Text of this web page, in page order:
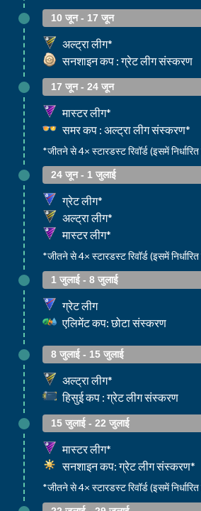
10 जून - 17 जून
अल्ट्रा लीग*
सनशाइन कप : ग्रेट लीग संस्करण
17 जून - 24 जून
मास्टर लीग*
समर कप : अल्ट्रा लीग संस्करण*
*जीतने से 4× स्टारडस्ट रिवॉर्ड (इसमें निर्धारित
24 जून - 1 जुलाई
ग्रेट लीग*
अल्ट्रा लीग*
मास्टर लीग*
*जीतने से 4× स्टारडस्ट रिवॉर्ड (इसमें निर्धारित
1 जुलाई - 8 जुलाई
ग्रेट लीग
एलिमेंट कप: छोटा संस्करण
8 जुलाई - 15 जुलाई
अल्ट्रा लीग*
हिसुई कप : ग्रेट लीग संस्करण
15 जुलाई - 22 जुलाई
मास्टर लीग*
सनशाइन कप: ग्रेट लीग संस्करण*
*जीतने से 4× स्टारडस्ट रिवॉर्ड (इसमें निर्धारित